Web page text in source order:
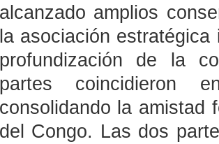
alcanzado amplios
la asociación
profundización de la
partes coincidieron
consolidando la amistad
del Congo. Las dos